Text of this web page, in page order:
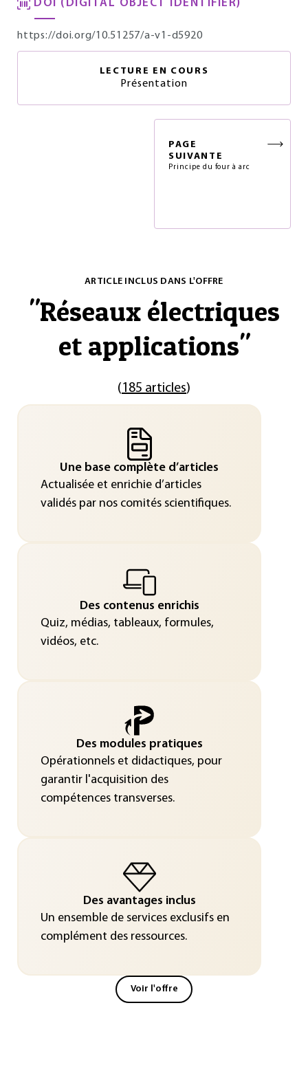
DOI (DIGITAL OBJECT IDENTIFIER)
https://doi.org/10.51257/a-v1-d5920
LECTURE EN COURS
Présentation
PAGE
SUIVANTE
Principe du four à arc
ARTICLE INCLUS DANS L'OFFRE
"Réseaux électriques
et applications"
(185 articles)
Une base complète d’articles
Actualisée et enrichie d’articles
validés par nos comités scientifiques.
Des contenus enrichis
Quiz, médias, tableaux, formules,
vidéos, etc.
Des modules pratiques
Opérationnels et didactiques, pour
garantir l'acquisition des
compétences transverses.
Des avantages inclus
Un ensemble de services exclusifs en
complément des ressources.
Voir l'offre